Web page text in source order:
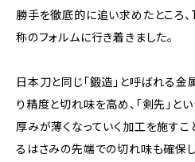
勝手を徹底的に追い求めたところ
称のフォルムに行き着きました。
日本刀と同じ「鍛造」と呼ばれる
り精度と切れ味を高め、「剣先」と
厚みが薄くなっていく加工を施すこ
るはさみの先端での切れ味も確保し